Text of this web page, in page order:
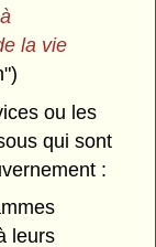
la vie
ou les
qui sont
:
leurs